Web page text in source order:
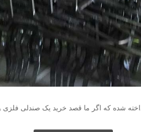
شده که اگر ما قصد خرید یک صندلی فلزی و